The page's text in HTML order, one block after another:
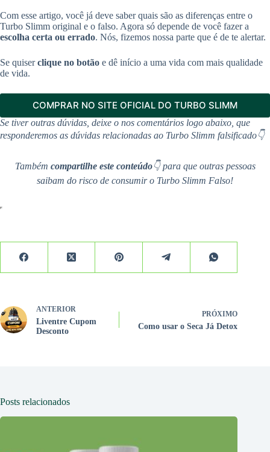
Com esse artigo, você já deve saber quais são as diferenças entre o
Turbo Slimm original e o falso. Agora só depende de você fazer a
escolha certa ou errado. Nós, fizemos nossa parte que é de te alertar.
Se quiserclique no botão e dê início a uma vida com mais qualidade
de vida.
COMPRAR NO SITE OFICIAL DO TURBO SLIMM
Se tiver outras dúvidas, deixe o nos comentários logo abaixo, que
responderemos as dúvidas relacionadas ao Turbo Slimm falsificado👇
Também compartilhe este conteúdo👇para que outras pessoas
saibam do risco de consumir o Turbo Slimm Falso!
ANTERIOR
Liventre Cupom
Desconto
PRÓXIMO
Como usar o Seca Já Detox
Posts relacionados